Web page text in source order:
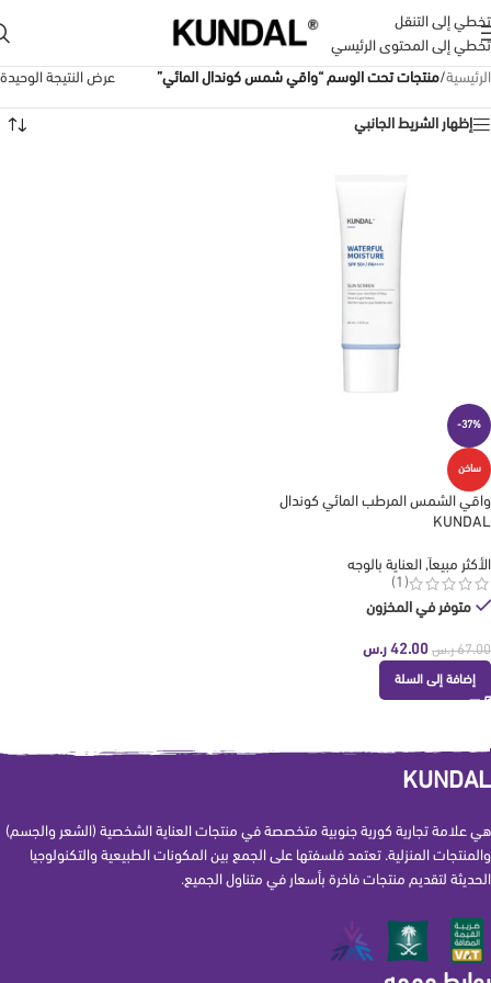
تخطي إلى التنقل
تخطي إلى المحتوى الرئيسي
الرئيسية/منتجات تحت الوسم “واقي شمس كوندال المائي” عرض النتيجة الوحيدة
إظهار الشريط الجانبي
-37%
ساخن
واقي الشمس المرطب المائي كوندال
KUNDAL
الأكثر مبيعاَ, العناية بالوجه
(1)
متوفر في المخزون
67.00 ر.س 42.00 ر.س
إضافة إلى السلة
KUNDAL
هي علامة تجارية كورية جنوبية متخصصة في منتجات العناية الشخصية (الشعر والجسم)
والمنتجات المنزلية. تعتمد فلسفتها على الجمع بين المكونات الطبيعية والتكنولوجيا
الحديثة لتقديم منتجات فاخرة بأسعار في متناول الجميع.